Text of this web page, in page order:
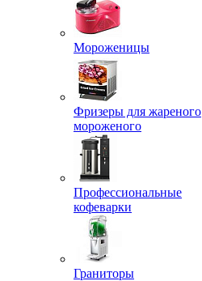
Мороженицы
Фризеры для жареного
мороженого
Профессиональные
кофеварки
Граниторы